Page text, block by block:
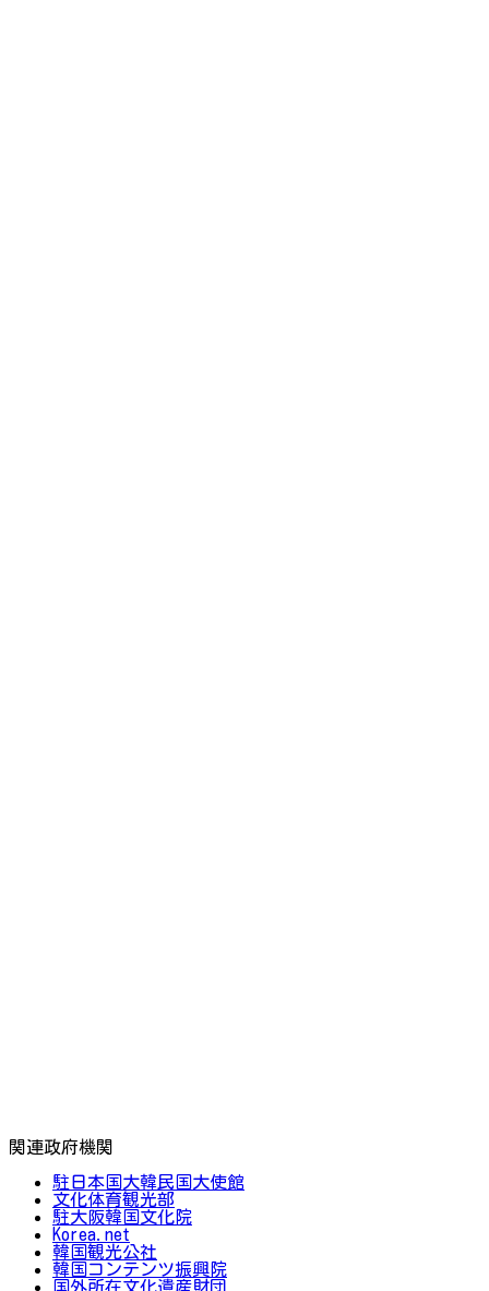
関連政府機関
駐日本国大韓民国大使館
文化体育観光部
駐大阪韓国文化院
Korea.net
韓国観光公社
韓国コンテンツ振興院
国外所在文化遺産財団